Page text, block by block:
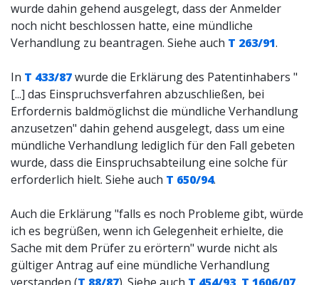
wurde dahin gehend ausgelegt, dass der Anmelder
noch nicht beschlossen hatte, eine mündliche
Verhandlung zu beantragen. Siehe auch T 263/91.
In T 433/87wurde die Erklärung des Patentinhabers "
[...] das Einspruchsverfahren abzuschließen, bei
Erfordernis baldmöglichst die mündliche Verhandlung
anzusetzen" dahin gehend ausgelegt, dass um eine
mündliche Verhandlung lediglich für den Fall gebeten
wurde, dass die Einspruchsabteilung eine solche für
erforderlich hielt. Siehe auch T 650/94.
Auch die Erklärung "falls es noch Probleme gibt, würde
ich es begrüßen, wenn ich Gelegenheit erhielte, die
Sache mit dem Prüfer zu erörtern" wurde nicht als
gültiger Antrag auf eine mündliche Verhandlung